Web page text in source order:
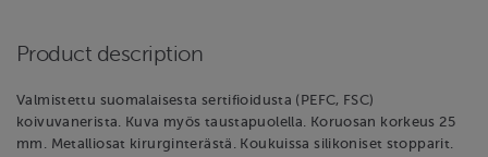
Product description
Valmistettu suomalaisesta sertifioidusta (PEFC, FSC)
koivuvanerista. Kuva myös taustapuolella. Koruosan korkeus 25
mm. Metalliosat kirurginterästä. Koukuissa silikoniset stopparit.